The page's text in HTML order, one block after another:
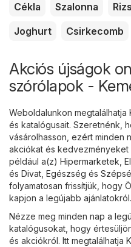
Cékla
Szalonna Rizs
Joghurt
Csirkecomb
Akciós újságok
szórólapok -
Weboldalunkon
és katalógusait. Szeretnénk,
vásárolhasson, ezért minden
akciókat és
például a(z) Hipermarketek
és Divat Egészség és
folyamatosan frissítjük, hogy
kapjon a legújabb ajánlatokról.
Nézze meg minden nap a
katalógusokat, hogy
és akciókról. Itt megtalálhatja